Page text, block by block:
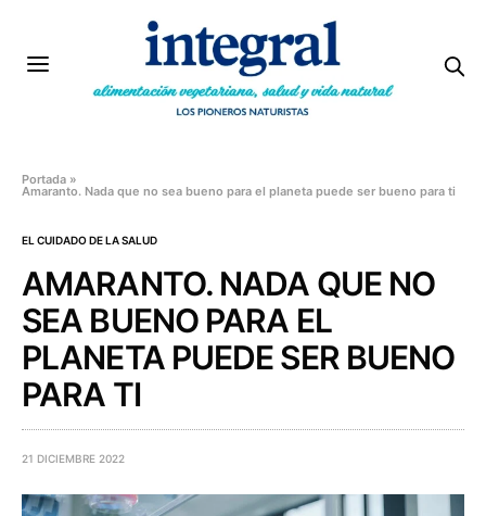
Portada »
Amaranto. Nada que no sea bueno para el planeta puede ser bueno para ti
EL CUIDADO DE LA SALUD
AMARANTO. NADA QUE NO
SEA BUENO PARA EL
PLANETA PUEDE SER BUENO
PARA TI
21 DICIEMBRE 2022